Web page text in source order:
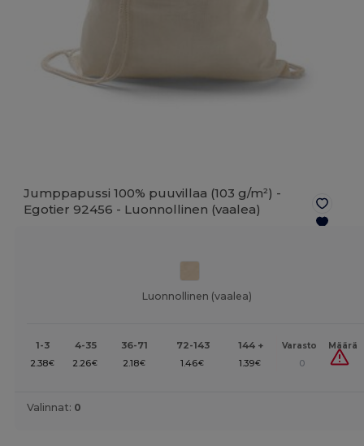
Jumppapussi 100% puuvillaa (103 g/m²) -
Egotier 92456 - Luonnollinen (vaalea)
Luonnollinen (vaalea)
1-3 4-35 36-71 72-143 144 + Varasto Määrä
2.38€ 2.26€ 2.18€ 1.46€ 1.39€ 0
Valinnat: 0